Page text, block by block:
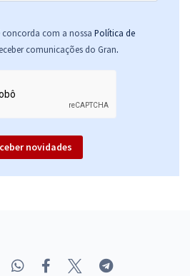
de
R$
R$ 67,96 (-20%)
Comprar
de Pernambuco - Médico Legista
Especial) (Pré-Edital)
com a nossa Política de
comunicações do Gran.
novidades